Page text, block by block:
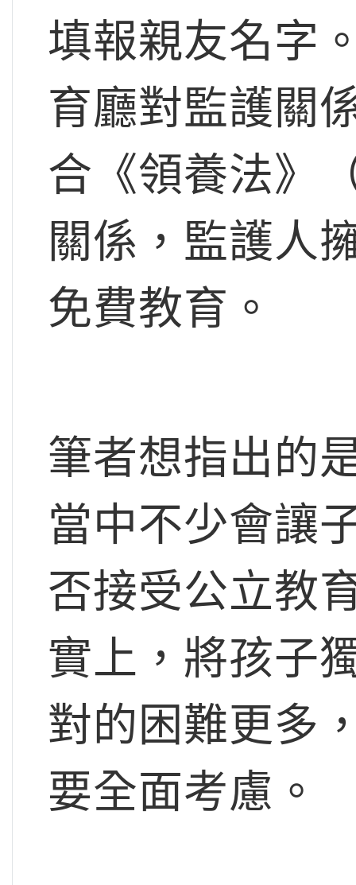
填報親友名字
育廳對監護關
合《領養法》
關係，監護人
免費教育。
筆者想指出的
當中不少會讓
否接受公立教
實上，將孩子
對的困難更多
要全面考慮。